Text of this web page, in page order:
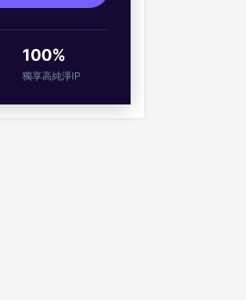
100%
獨享高純淨IP